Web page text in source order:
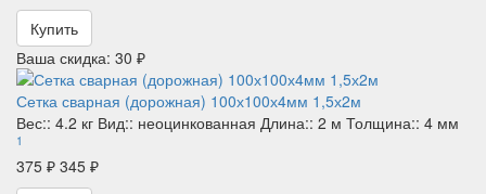
Купить
Ваша скидка: 30 ₽
Сетка сварная (дорожная) 100х100х4мм 1,5х2м
Вес:: 4.2 кг Вид:: неоцинкованная Длина:: 2 м Толщина:: 4 мм
1
375 ₽ 345 ₽